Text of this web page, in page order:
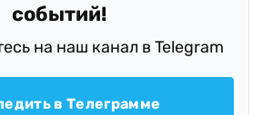
событий!
на наш канал в Telegram
в Телеграмме